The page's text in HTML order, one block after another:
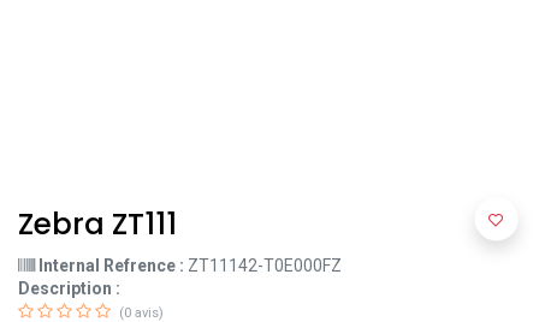
Zebra ZT111
Internal Refrence : ZT11142-T0E000FZ
Description :
(0 avis)